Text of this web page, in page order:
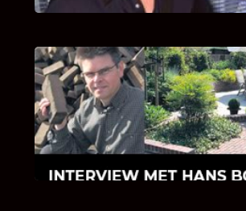
INTERVIEW MET HANS
Hoe Bricks and Stones
Hans Boerema motiveert in de
klinkers en tegels!